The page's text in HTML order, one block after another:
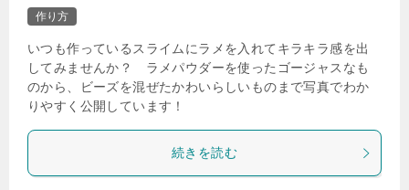
作り方
いつも作っているスライムにラメを入れてキラキラ感を出
してみませんか？ ラメパウダーを使ったゴージャスなも
のから、ビーズを混ぜたかわいらしいものまで写真でわか
りやすく公開しています！
続きを読む